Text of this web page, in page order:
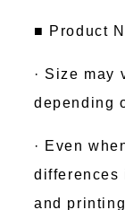
■ Product
· Size may
depending
· Even
differences
and